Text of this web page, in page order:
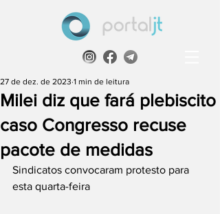
Milei diz que fará plebiscito
caso Congresso recuse
pacote de medidas
27 de dez. de 2023 1 min de leitura
Sindicatos convocaram protesto para
esta quarta-feira